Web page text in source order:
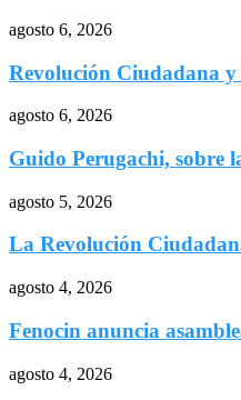
agosto 6, 2026
Revolución Ciudadana
agosto 6, 2026
Guido Perugachi, sobre
agosto 5, 2026
La Revolución
agosto 4, 2026
Fenocin anuncia
agosto 4, 2026